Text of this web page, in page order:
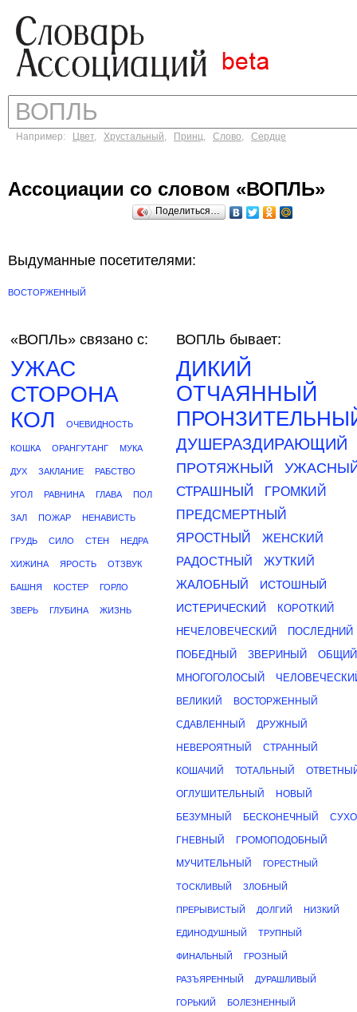
Например: Цвет, Хрустальный, Принц, Слово, Сердце
Ассоциации со словом «ВОПЛЬ»
Поделиться…
Выдуманные посетителями:
ВОСТОРЖЕННЫЙ
«ВОПЛЬ» связано с:
УЖАС
СТОРОНА
КОЛ
ОЧЕВИДНОСТЬ
КОШКА ОРАНГУТАНГ МУКА
ДУХ ЗАКЛАНИЕ РАБСТВО
УГОЛ РАВНИНА ГЛАВА ПОЛ
ЗАЛ ПОЖАР НЕНАВИСТЬ
ГРУДЬ СИЛО СТЕН НЕДРА
ХИЖИНА ЯРОСТЬ ОТЗВУК
БАШНЯ КОСТЕР ГОРЛО
ЗВЕРЬ ГЛУБИНА ЖИЗНЬ
ВОПЛЬ бывает:
ДИКИЙ
ОТЧАЯННЫЙ
ДУШЕРАЗДИРАЮЩИЙ
ПРОТЯЖНЫЙ
СТРАШНЫЙ
ГРОМКИЙ
ПРЕДСМЕРТНЫЙ
ЯРОСТНЫЙ
ЖЕНСКИЙ
РАДОСТНЫЙ
ЖУТКИЙ
ЖАЛОБНЫЙ
ИСТОШНЫЙ
ИСТЕРИЧЕСКИЙ
КОРОТКИЙ
НЕЧЕЛОВЕЧЕСКИЙ
ПОСЛЕДНИЙ
ПОБЕДНЫЙ
ЗВЕРИНЫЙ
ОБЩИЙ
МНОГОГОЛОСЫЙ
ВЕЛИКИЙ ВОСТОРЖЕННЫЙ
СДАВЛЕННЫЙ ДРУЖНЫЙ
НЕВЕРОЯТНЫЙ СТРАННЫЙ
КОШАЧИЙ ТОТАЛЬНЫЙ
ОГЛУШИТЕЛЬНЫЙ НОВЫЙ
БЕЗУМНЫЙ БЕСКОНЕЧНЫЙ
ГНЕВНЫЙ ГРОМОПОДОБНЫЙ
МУЧИТЕЛЬНЫЙ ГОРЕСТНЫЙ
ТОСКЛИВЫЙ ЗЛОБНЫЙ
ПРЕРЫВИСТЫЙ ДОЛГИЙ НИЗКИЙ
ЕДИНОДУШНЫЙ ТРУПНЫЙ
ФИНАЛЬНЫЙ ГРОЗНЫЙ
РАЗЪЯРЕННЫЙ ДУРАШЛИВЫЙ
ГОРЬКИЙ БОЛЕЗНЕННЫЙ